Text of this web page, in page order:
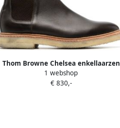
Thom Browne Chelsea enkellaarzen
Bruin
1 webshop
€ 830,-